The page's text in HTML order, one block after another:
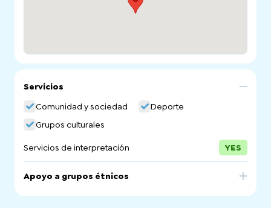
Servicios
Comunidad y sociedad
Deporte
Grupos culturales
Servicios de interpretación YES
Apoyo a grupos étnicos